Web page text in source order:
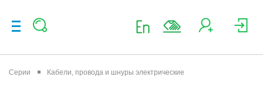
Серии Кабели, провода и шнуры электрические